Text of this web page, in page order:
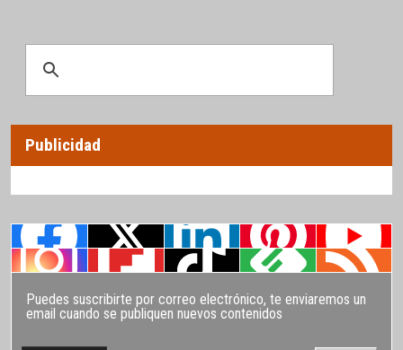
Publicidad
Puedes suscribirte por correo electrónico, te enviaremos un
email cuando se publiquen nuevos contenidos